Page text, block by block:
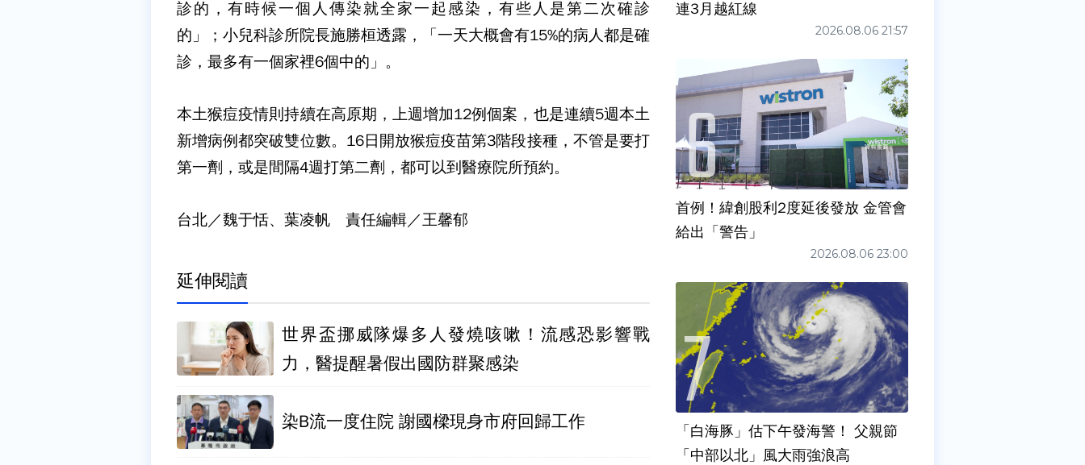
診的，有時候一個人傳染就全家一起感染，有些人是第二次確診
的」；小兒科診所院長施勝桓透露，「一天大概會有15%的病人都是確
診，最多有一個家裡6個中的」。
本土猴痘疫情則持續在高原期，上週增加12例個案，也是連續5週本土
新增病例都突破雙位數。16日開放猴痘疫苗第3階段接種，不管是要打
第一劑，或是間隔4週打第二劑，都可以到醫療院所預約。
台北／魏于恬、葉凌帆 責任編輯／王馨郁
延伸閱讀
世界盃挪威隊爆多人發燒咳嗽！流感恐影響戰
力，醫提醒暑假出國防群聚感染
染B流一度住院 謝國樑現身市府回歸工作
連3月越紅線
2026.08.06 21:57
首例！緯創股利2度延後發放 金管會
給出「警告」
2026.08.06 23:00
「白海豚」估下午發海警！ 父親節
「中部以北」風大雨強浪高